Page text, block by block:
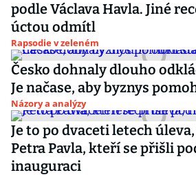
podle Václava Havla. Jiné
úctou odmítl
Rapsodie v zeleném
Česko dohnaly dlouho
Je načase, aby byznys
Názory a analýzy
Je to po dvaceti letech
Petra Pavla, kteří se přišli
inauguraci